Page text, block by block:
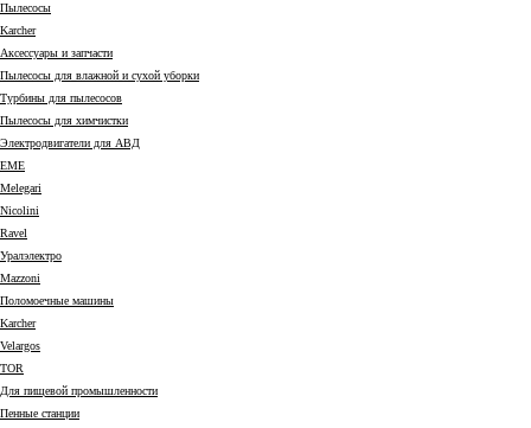
Пылесосы
Karcher
Аксессуары и запчасти
Пылесосы для влажной и сухой уборки
Турбины для пылесосов
Пылесосы для химчистки
Электродвигатели для АВД
EME
Melegari
Nicolini
Ravel
Уралэлектро
Mazzoni
Поломоечные машины
Karcher
Velargos
TOR
Для пищевой промышленности
Пенные станции